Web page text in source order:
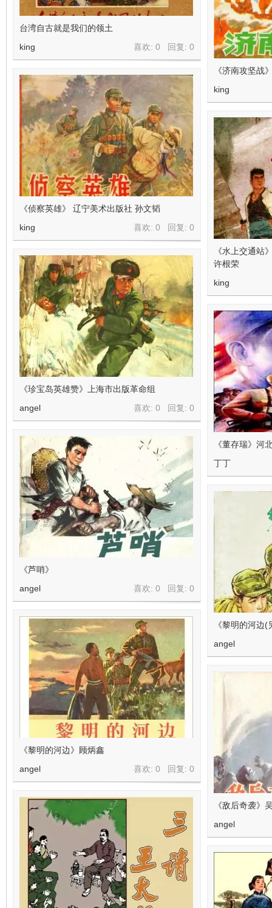
台湾自古就是我们的领土
喜欢: 0 回复: 0
king
《济南攻坚战
king
《侦察英雄》 辽宁美术出版社 孙文韬
喜欢: 0 回复: 0
king
《水上交通站
许根荣
king
《珍宝岛英雄赞》上海市出版革命组
喜欢: 0 回复: 0
angel
《董存瑞》河
丁丁
《芦哨》
喜欢: 0 回复: 0
angel
《黎明的河边
angel
《黎明的河边》顾炳鑫
喜欢: 0 回复: 0
angel
《敌后奇袭》
angel